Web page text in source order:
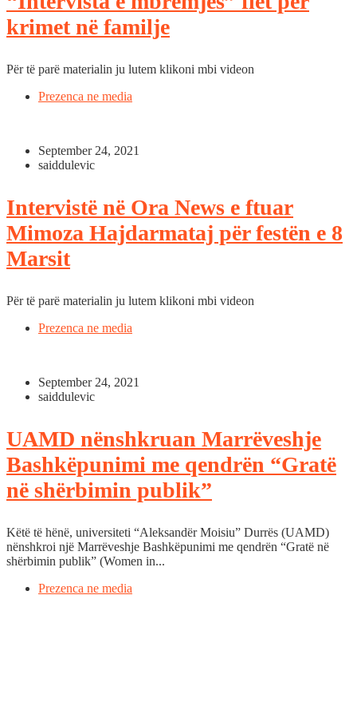
krimet në familje
Për të parë materialin ju lutem klikoni mbi videon
Prezenca ne media
September 24, 2021
saiddulevic
Intervistë në Ora News e ftuar
Mimoza Hajdarmataj për festën e 8
Marsit
Për të parë materialin ju lutem klikoni mbi videon
Prezenca ne media
September 24, 2021
saiddulevic
UAMD nënshkruan Marrëveshje
Bashkëpunimi me qendrën “Gratë
në shërbimin publik”
Këtë të hënë, universiteti “Aleksandër Moisiu” Durrës (UAMD)
nënshkroi një Marrëveshje Bashkëpunimi me qendrën “Gratë në
shërbimin publik” (Women in...
Prezenca ne media